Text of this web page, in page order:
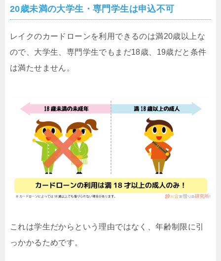
20歳未満の大学生・専門学生は申込不可
レイクのカードローンを利用できるのは満20歳以上な
ので、大学生、専門学生でもまだ18歳、19歳だと条件
は満たせません。
これは学生だからという理由ではなく、年齢制限に引
っかかるためです。